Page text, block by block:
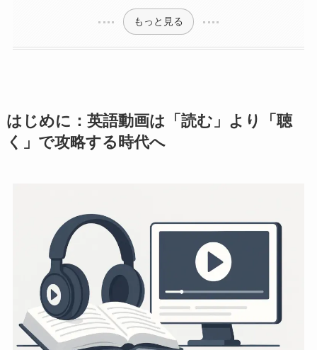
もっと見る
はじめに：英語動画は「読む」より「聴
く」で攻略する時代へ